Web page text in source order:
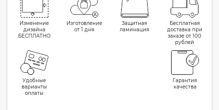
Изменение
дизайна
БЕСПЛАТНО
Изготовление
от 1 дня
Защитная
ламинация
Бесплатная
доставка при
заказе от 100
рублей
Удобные
варианты
оплаты
Гарантия
качества